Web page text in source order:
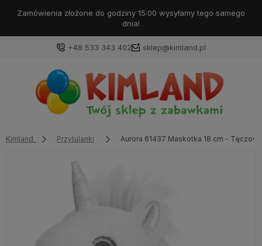
15:00 wysyłamy tego samego
+48 533 343 402 sklep@kimland.pl
Kimland Przytulanki Aurora 61437 Maskotka 18 cm -